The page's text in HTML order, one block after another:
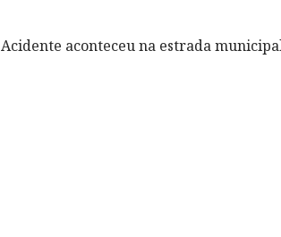
Acidente aconteceu na estrada